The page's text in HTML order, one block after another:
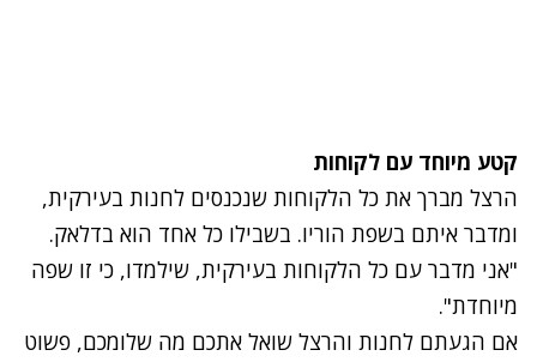
קטע מיוחד עם לקוחות
הרצל מברך את כל הלקוחות שנכנסים לחנות בעירקית,
ומדבר איתם בשפת הוריו. בשבילו כל אחד הוא בדלאק.
"אני מדבר עם כל הלקוחות בעירקית, שילמדו, כי זו שפה
מיוחדת".
אם הגעתם לחנות והרצל שואל אתכם מה שלומכם, פשוט